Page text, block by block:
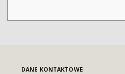
DANE KONTAKTOWE